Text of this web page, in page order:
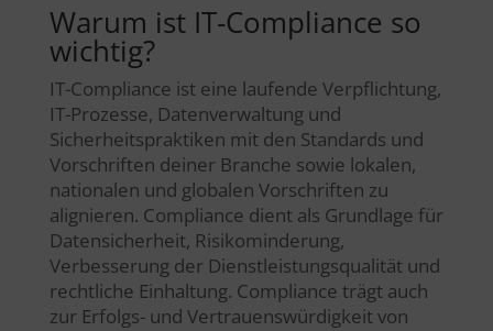
Warum ist IT-Compliance so
wichtig?
IT-Compliance ist eine laufende Verpflichtung,
IT-Prozesse, Datenverwaltung und
Sicherheitspraktiken mit den Standards und
Vorschriften deiner Branche sowie lokalen,
nationalen und globalen Vorschriften zu
alignieren. Compliance dient als Grundlage für
Datensicherheit, Risikominderung,
Verbesserung der Dienstleistungsqualität und
rechtliche Einhaltung. Compliance trägt auch
zur Erfolgs- und Vertrauenswürdigkeit von